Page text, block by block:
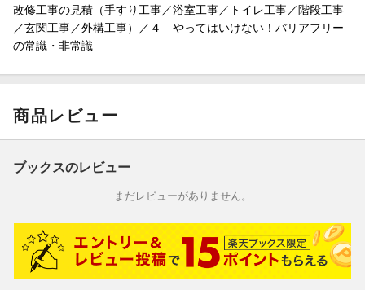
改修工事の見積（手すり工事／浴室工事／トイレ工事／階段工事
／玄関工事／外構工事）／４ やってはいけない！バリアフリー
の常識・非常識
商品レビュー
ブックスのレビュー
まだレビューがありません。